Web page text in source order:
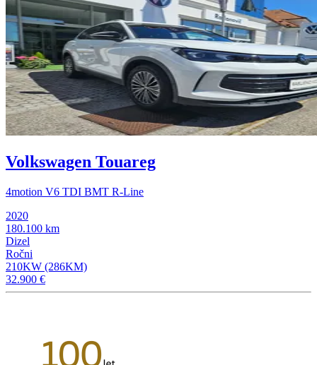
Volkswagen Touareg
4motion V6 TDI BMT R-Line
2020
180.100 km
Dizel
Ročni
210KW (286KM)
32.900 €